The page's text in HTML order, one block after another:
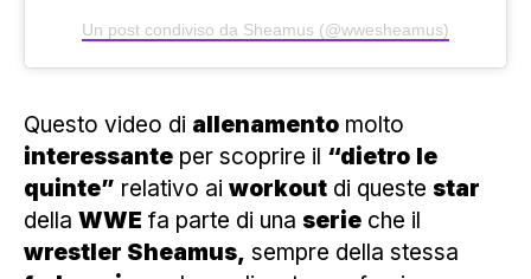
Un post condiviso da Sheamus (@wwesheamus)
Questo video di allenamento molto
interessante per scoprire il “dietro le
quinte” relativo ai workout di queste star
della WWE fa parte di una serie che il
wrestler Sheamus, sempre della stessa